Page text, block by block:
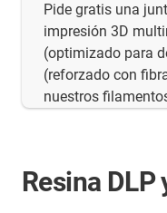
Pide gratis una
impresión 3D
(optimizado para
(reforzado con
nuestros
Resina DLP